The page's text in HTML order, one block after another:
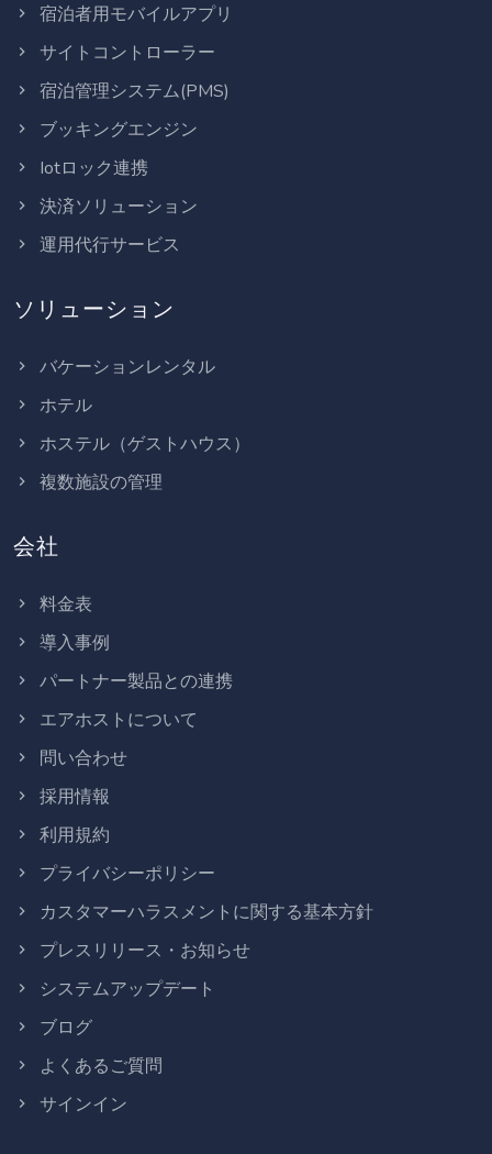
宿泊者用モバイルアプリ
サイトコントローラー
宿泊管理システム(PMS)
ブッキングエンジン
Iotロック連携
決済ソリューション
運用代行サービス
ソリューション
バケーションレンタル
ホテル
ホステル（ゲストハウス）
複数施設の管理
会社
料金表
導入事例
パートナー製品との連携
エアホストについて
問い合わせ
採用情報
利用規約
プライバシーポリシー
カスタマーハラスメントに関する基本方針
プレスリリース・お知らせ
システムアップデート
ブログ
よくあるご質問
サインイン